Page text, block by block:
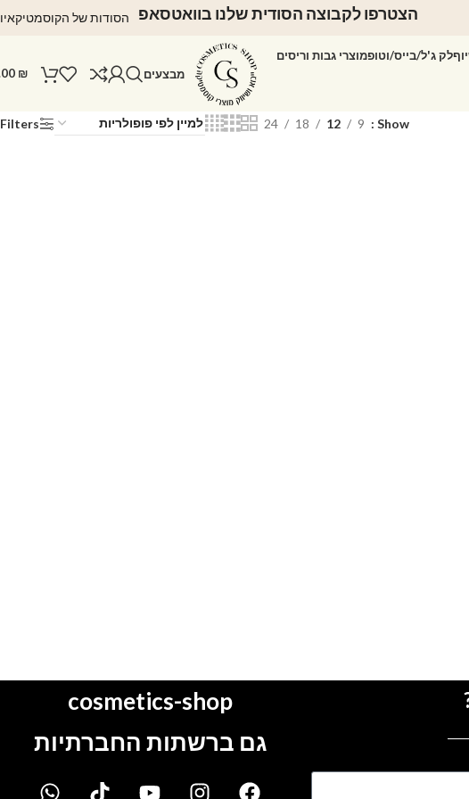
הצטרפו לקבוצה הסודית שלנו בוואטסאפ הסודות של
לק ג'ל/בייס/וטופמוצרי גבות וריסים
מבצעים ₪
Show
9
12
18
24
Filters
cosmetics-shop
גם ברשתות החברתיות